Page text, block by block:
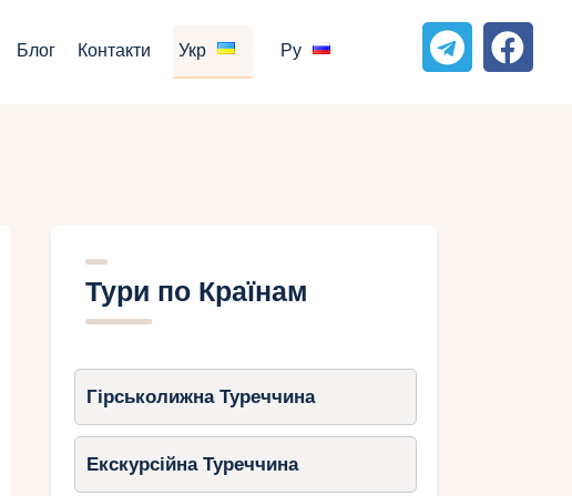
Блог Контакти Укр Ру
Тури по Країнам
Гірськолижна Туреччина
Екскурсійна Туреччина